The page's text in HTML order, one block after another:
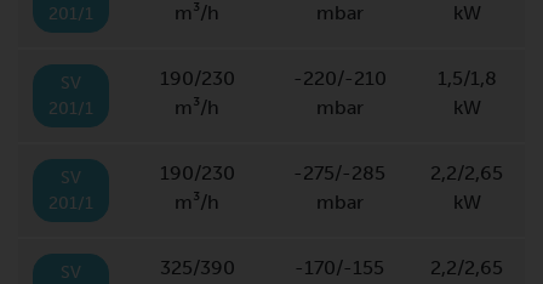
201/1
m³/h
mbar
kW
SV
201/1
190/230
m³/h
-220/-210
mbar
1,5/1,8
kW
SV
201/1
190/230
m³/h
-275/-285
mbar
2,2/2,65
kW
SV
325/390
-170/-155
2,2/2,65